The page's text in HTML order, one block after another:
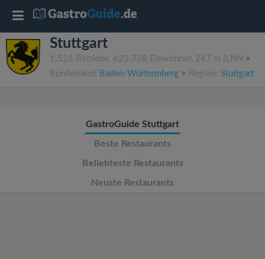
Stuttgart
1.526 Betriebe, 623.738 Einwohner, 247 m ü.NN •
Bundesland: Baden-Württemberg • Region: Stuttgart
GastroGuide Stuttgart
Beste Restaurants
Beliebteste Restaurants
Neuste Restaurants
T
o
g